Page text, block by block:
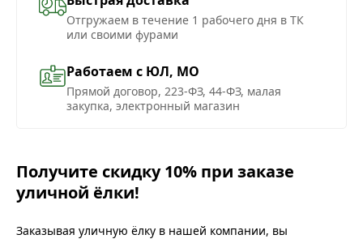
Отгружаем в течение 1 рабочего дня в ТК
или своими фурами
Работаем с ЮЛ, МО
Прямой договор, 223-ФЗ, 44-ФЗ, малая
закупка, электронный магазин
Получите скидку 10% при заказе
уличной ёлки!
Заказывая уличную ёлку в нашей компании, вы